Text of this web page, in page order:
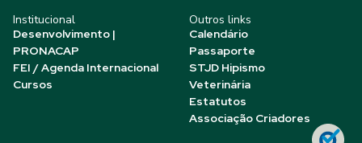
Institucional
Desenvolvimento |
PRONACAP
FEI / Agenda Internacional
Cursos
Outros links
Calendário
Passaporte
STJD Hipismo
Veterinária
Estatutos
Associação Criadores